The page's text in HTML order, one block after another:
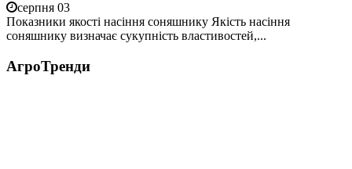
серпня 03
Показники якості насіння соняшнику Якість насіння
соняшнику визначає сукупність властивостей,...
АгроТренди